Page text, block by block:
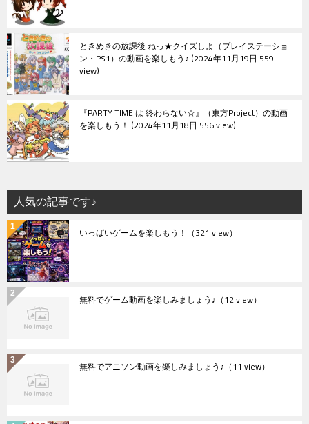
ときめきの放課後 ねっ★クイズしよ（プレイステーショ
ン・PS1）の動画を楽しもう♪ 2024年11月19日 559
view
『PARTY TIME は 終わらない☆』（東方Project）の動画
を楽しもう！ 2024年11月18日 556 view
人気の記事です♪
いっぱいゲームを楽しもう！ （321 view）
無料でゲーム動画を楽しみましょう♪ （12 view）
無料でアニソン動画を楽しみましょう♪ （11 view）